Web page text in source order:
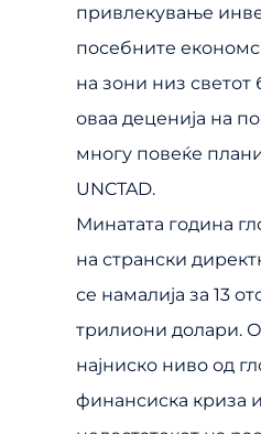
привлекување
посебните
на зони низ светот
оваа деценија на
многу повеќе
UNCTAD.
Минатата година
на странски
се намалија за 13
трилиони долари.
најниско ниво од
финансиска криза